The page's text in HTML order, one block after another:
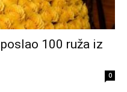
100 ruža iz
0